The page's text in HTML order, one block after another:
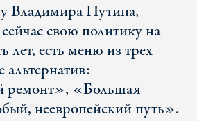
Владимира Путина,
свою политику на
лет, есть меню из трех
ремонт», «Большая
неевропейский путь».